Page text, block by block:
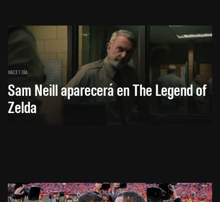
HACE 1 DÍA
Sam Neill aparecerá en The Legend of
Zelda